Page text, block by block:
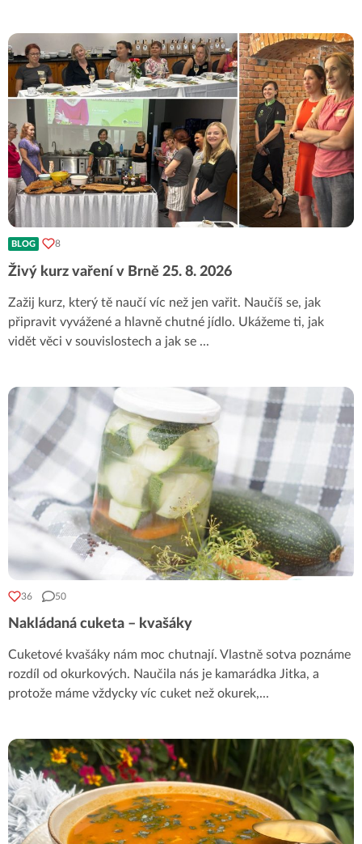
BLOG 8
Živý kurz vaření v Brně 25. 8. 2026
Zažij kurz, který tě naučí víc než jen vařit. Naučíš se, jak
připravit vyvážené a hlavně chutné jídlo. Ukážeme ti, jak
vidět věci v souvislostech a jak se ...
36 50
Nakládaná cuketa – kvašáky
Cuketové kvašáky nám moc chutnají. Vlastně sotva poznáme
rozdíl od okurkových. Naučila nás je kamarádka Jitka, a
protože máme vždycky víc cuket než okurek,...